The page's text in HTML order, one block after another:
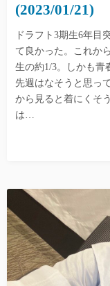
(2023/01/21)
ドラフト3期生6年目
て良かった。これか
生の約1/3。しかも青
先週はなそうと思っ
から見ると着にくそ
は…